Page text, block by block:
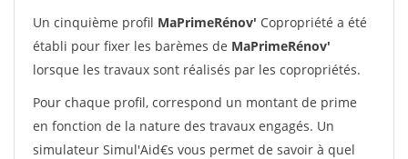
Un cinquième profil MaPrimeRénov' Copropriété a été
établi pour fixer les barèmes de MaPrimeRénov'
lorsque les travaux sont réalisés par les copropriétés.
Pour chaque profil, correspond un montant de prime
en fonction de la nature des travaux engagés. Un
simulateur Simul'Aid€s vous permet de savoir à quel